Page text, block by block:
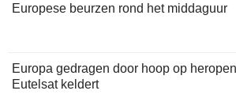
Europese beurzen rond het middaguur
Europa gedragen door hoop op
Eutelsat keldert